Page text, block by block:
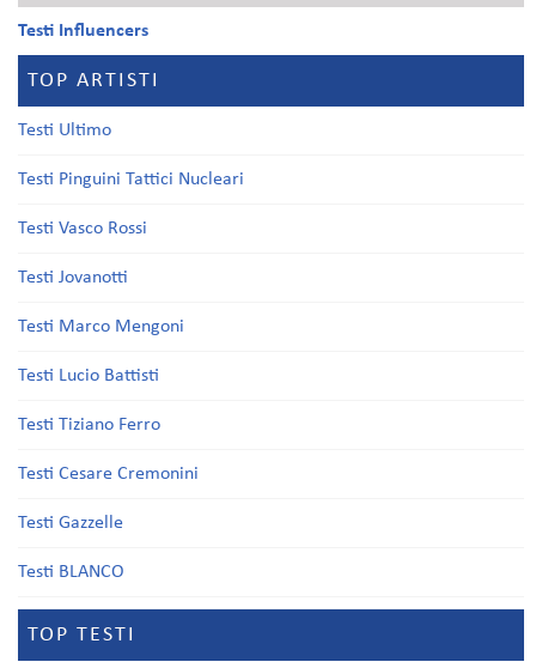
Testi Influencers
TOP ARTISTI
Testi Ultimo
Testi Pinguini Tattici Nucleari
Testi Vasco Rossi
Testi Jovanotti
Testi Marco Mengoni
Testi Lucio Battisti
Testi Tiziano Ferro
Testi Cesare Cremonini
Testi Gazzelle
Testi BLANCO
TOP TESTI